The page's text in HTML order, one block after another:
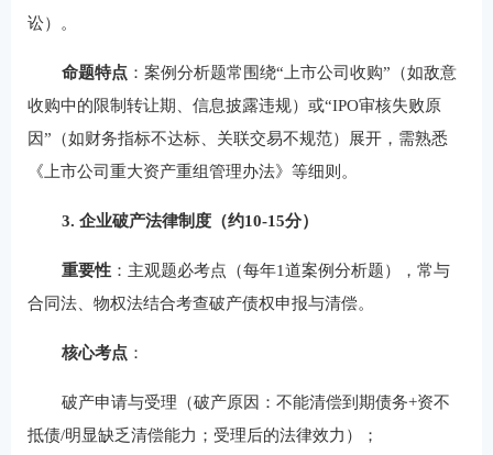
讼）。
命题特点：案例分析题常围绕“上市公司收购”（如敌意
收购中的限制转让期、信息披露违规）或“IPO审核失败原
因”（如财务指标不达标、关联交易不规范）展开，需熟悉
《上市公司重大资产重组管理办法》等细则。
3. 企业破产法律制度（约10-15分）
重要性：主观题必考点（每年1道案例分析题），常与
合同法、物权法结合考查破产债权申报与清偿。
核心考点：
破产申请与受理（破产原因：不能清偿到期债务+资不
抵债/明显缺乏清偿能力；受理后的法律效力）；